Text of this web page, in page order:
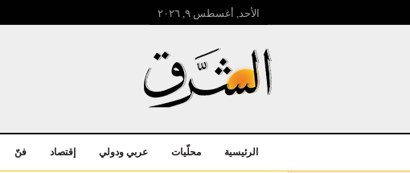
الأحد, أغسطس ۹, ۲۰۲٦
الرئيسية محلّيات عربي ودولي إقتصاد فنّ